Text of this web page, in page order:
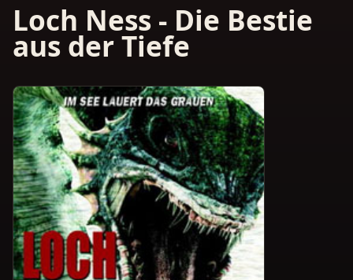
Loch Ness - Die Bestie
aus der Tiefe